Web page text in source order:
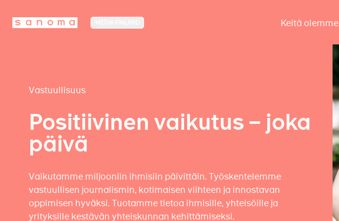
Keitä olemme
Vastuullisuus
Positiivinen vaikutus – joka
päivä
Vaikutamme miljooniin ihmisiin päivittäin. Työskentelemme
vastuullisen journalismin, kotimaisen viihteen ja innostavan
oppimisen hyväksi. Tuotamme tietoa ihmisille, yhteisöille ja
yrityksille kestävän yhteiskunnan kehittämiseksi.